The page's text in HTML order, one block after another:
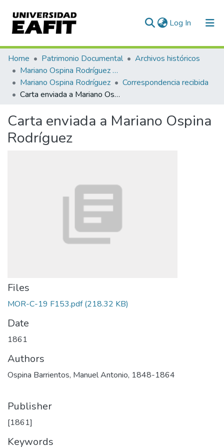
Log In (current)
Communities & Collections
All of DSpace
Statistics
Home Patrimonio Documental
Archivos históricos
Mariano Ospina Rodríguez (1826 -1912)
Mariano Ospina Rodríguez
Correspondencia recibida
Carta enviada a Mariano Ospina Rodríguez
Carta enviada a Mariano Ospina
Rodríguez
Files
MOR-C-19 F153.pdf(218.32 KB)
Date
1861
Authors
Ospina Barrientos, Manuel Antonio, 1848-1864
Publisher
[1861]
Keywords